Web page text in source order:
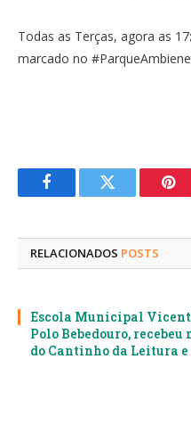
Todas as Terças, agora as
marcado no
FacebookTwitter
RELACIONADOS POSTS
Escola Municipal
Polo Bebedouro,
do Cantinho da Leitura